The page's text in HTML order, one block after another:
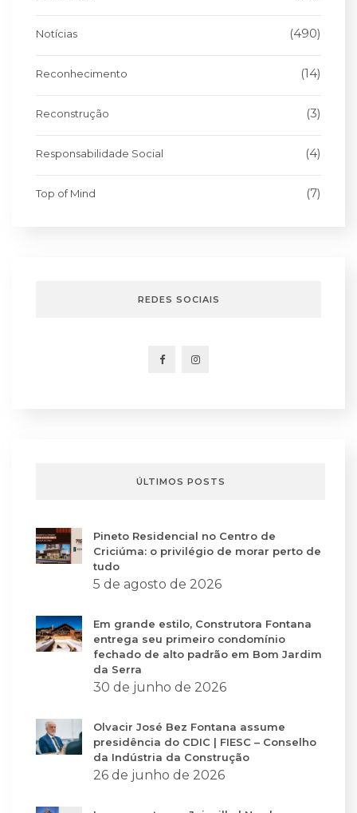
Notícias (490)
Reconhecimento (14)
Reconstrução (3)
Responsabilidade Social (4)
Top of Mind (7)
REDES SOCIAIS
ÚLTIMOS POSTS
Pineto Residencial no Centro de
Criciúma: o privilégio de morar perto de
tudo
5 de agosto de 2026
Em grande estilo, Construtora Fontana
entrega seu primeiro condomínio
fechado de alto padrão em Bom Jardim
da Serra
30 de junho de 2026
Olvacir José Bez Fontana assume
presidência do CDIC | FIESC – Conselho
da Indústria da Construção
26 de junho de 2026